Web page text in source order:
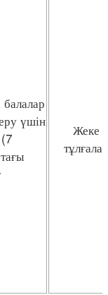
үшін
Жеке
тұлғалар